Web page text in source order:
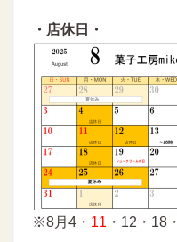
・店休日・
※8月4・ 11 ・12・18・